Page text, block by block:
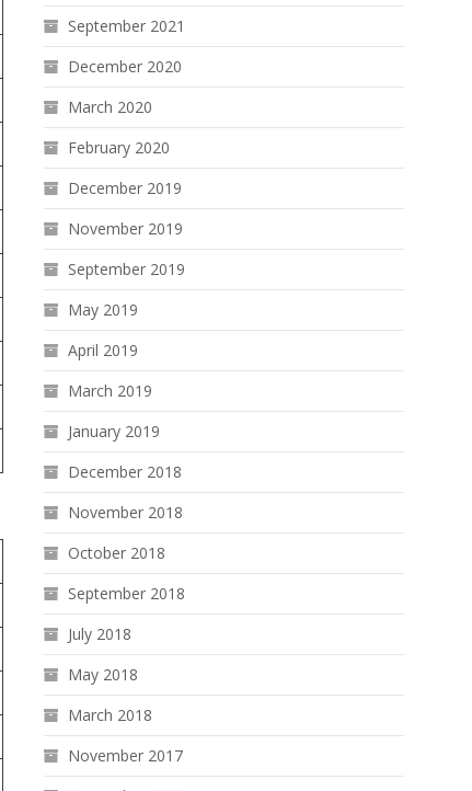
September 2021
December 2020
March 2020
February 2020
December 2019
November 2019
September 2019
May 2019
April 2019
March 2019
January 2019
December 2018
November 2018
October 2018
September 2018
July 2018
May 2018
March 2018
November 2017